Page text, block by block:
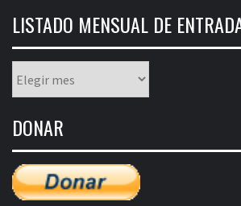
LISTADO MENSUAL DE
mensual
entradas
DONAR